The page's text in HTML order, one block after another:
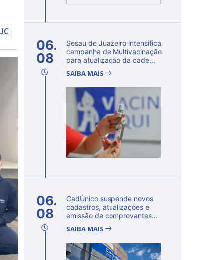
06.
08
Sesau de Juazeiro intensifica
campanha de Multivacinação
para atualização da cade...
SAIBA MAIS
06.
08
CadÚnico suspende novos
cadastros, atualizações e
emissão de comprovantes
SAIBA MAIS